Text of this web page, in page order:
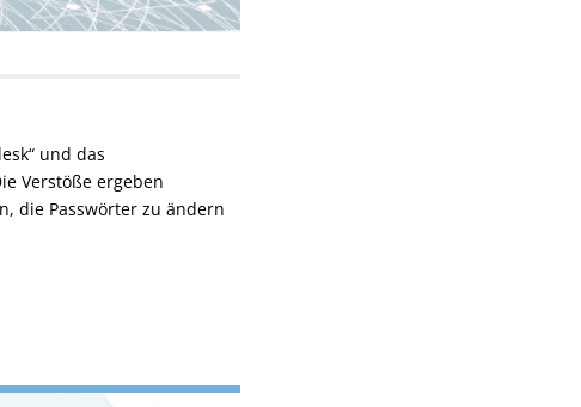
und das
Verstöße ergeben
die Passwörter zu ändern